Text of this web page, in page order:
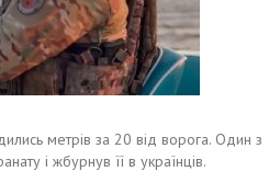
метрів за 20 від ворога. Один з
і жбурнув її в українців.